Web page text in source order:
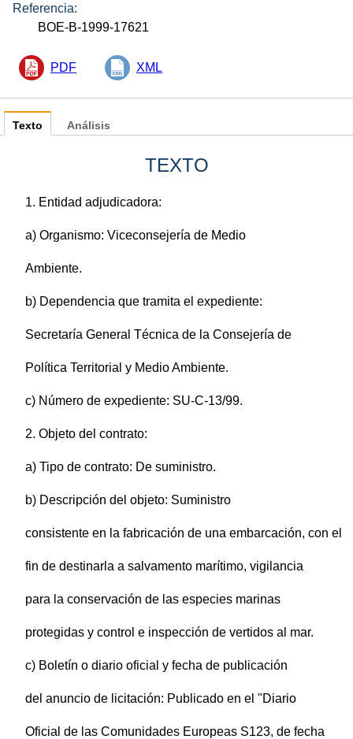
Referencia:
BOE-B-1999-17621
PDF XML
Texto
TEXTO
1. Entidad adjudicadora:
a) Organismo: Viceconsejería de Medio
Ambiente.
b) Dependencia que tramita el expediente:
Secretaría General Técnica de la Consejería de
Política Territorial y Medio Ambiente.
c) Número de expediente: SU-C-13/99.
2. Objeto del contrato:
a) Tipo de contrato: De suministro.
b) Descripción del objeto: Suministro
consistente en la fabricación de una embarcación, con el
fin de destinarla a salvamento marítimo, vigilancia
para la conservación de las especies marinas
protegidas y control e inspección de vertidos al mar.
c) Boletín o diario oficial y fecha de publicación
del anuncio de licitación: Publicado en el "Diario
Oficial de las Comunidades Europeas S123, de fecha
Análisis